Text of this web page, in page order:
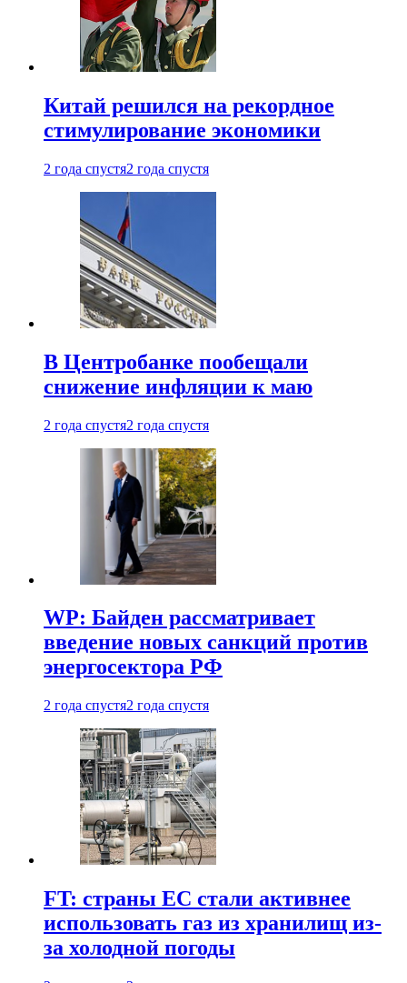
Китай решился на рекордное
стимулирование экономики
2 года спустя2 года спустя
В Центробанке пообещали
снижение инфляции к маю
2 года спустя2 года спустя
WP: Байден рассматривает
введение новых санкций против
энергосектора РФ
2 года спустя2 года спустя
FT: страны ЕС стали активнее
использовать газ из хранилищ из-
за холодной погоды